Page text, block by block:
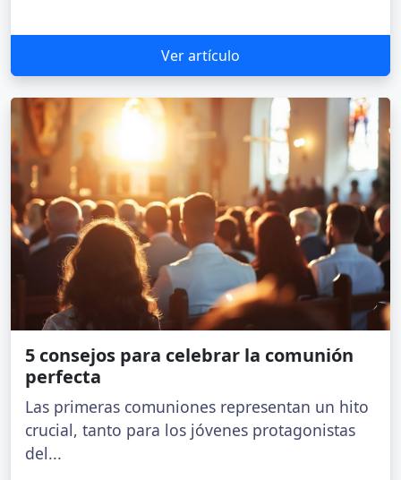
Ver artículo
5 consejos para celebrar la comunión
perfecta
Las primeras comuniones representan un hito
crucial, tanto para los jóvenes protagonistas
del...